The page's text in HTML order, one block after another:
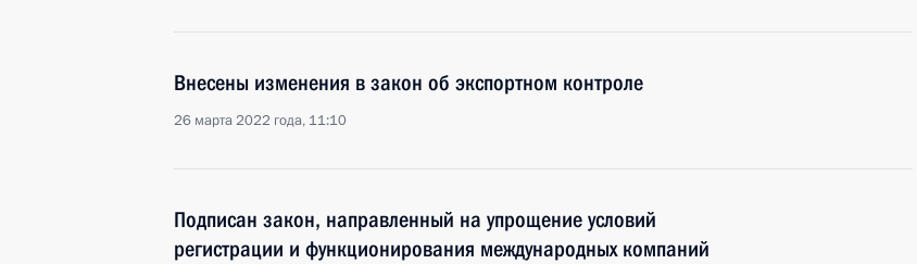
Внесены изменения в закон об экспортном контроле
26 марта 2022 года, 11:10
Подписан закон, направленный на упрощение условий
регистрации и функционирования международных компаний